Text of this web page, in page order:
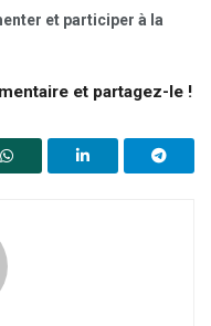
et participer à la
et partagez-le !